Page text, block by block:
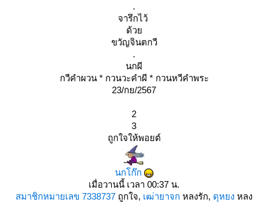
.
จารึกไว้
ด้ว
ขวัญจินตกวี
.
นกผี
กวีคำผวน * กวนวะคำผี * กวนหวีคำพระ
23/กย/2567
2
3
ถูกใจให้พอยต์
นกโก๊ก
เมื่อวานนี้ เวลา 00:37 น.
สมาชิกหมายเลข 7338737 ถูกใจ, เฒ่ายาจก หลงรัก, ดุหยง หลง